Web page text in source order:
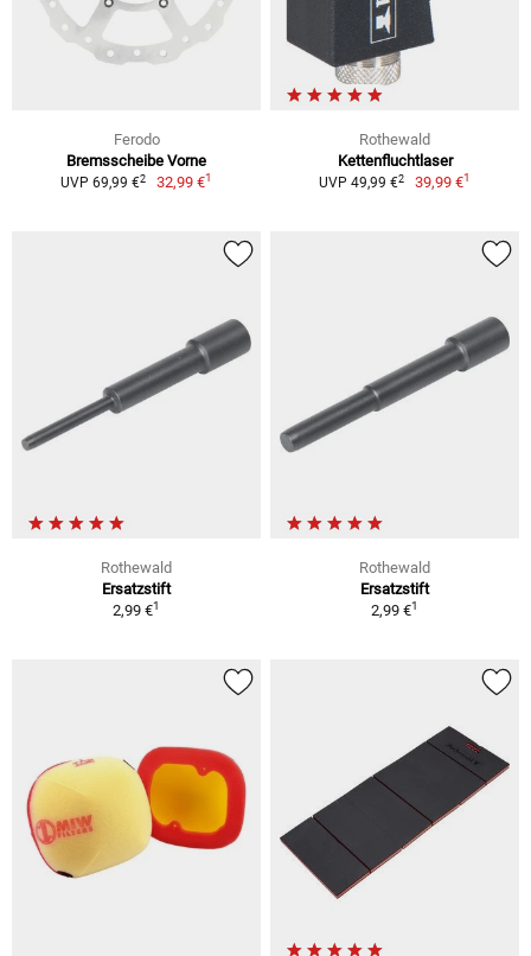
Ferodo
Bremsscheibe Vorne
UVP 69,99 €2 32,99 €1
Rothewald
Kettenfluchtlaser
UVP 49,99 €2 39,99 €1
Rothewald
Ersatzstift
2,99 €1
Rothewald
Ersatzstift
2,99 €1